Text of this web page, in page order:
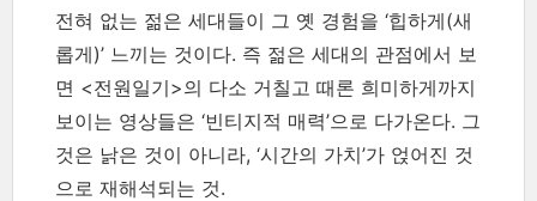
전혀 없는 젊은 세대들이 그 옛 경험을 ‘힙하게(새
롭게)’ 느끼는 것이다. 즉 젊은 세대의 관점에서 보
면 <전원일기>의 다소 거칠고 때론 희미하게까지
보이는 영상들은 ‘빈티지적 매력’으로 다가온다. 그
것은 낡은 것이 아니라, ‘시간의 가치’가 얹어진 것
으로 재해석되는 것.